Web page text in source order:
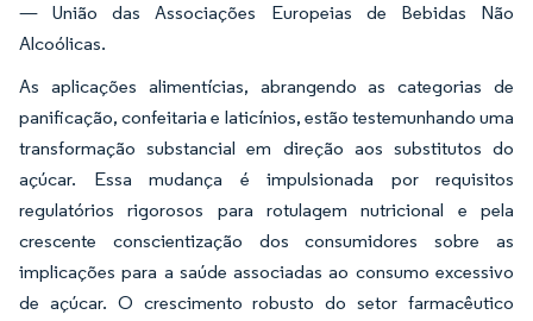
— União das Associações Europeias de Bebidas Não
Alcoólicas.
As aplicações alimentícias, abrangendo as categorias de
panificação, confeitaria e laticínios, estão testemunhando uma
transformação substancial em direção aos substitutos do
açúcar. Essa mudança é impulsionada por requisitos
regulatórios rigorosos para rotulagem nutricional e pela
crescente conscientização dos consumidores sobre as
implicações para a saúde associadas ao consumo excessivo
de açúcar. O crescimento robusto do setor farmacêutico